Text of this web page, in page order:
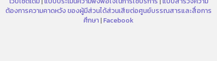
ต้องการความคาดหวัง ของผู้มีส่วนได้ส่วนเสียต่อศูนย์บรรณสารและสื่อการ
ศึกษา|Facebook